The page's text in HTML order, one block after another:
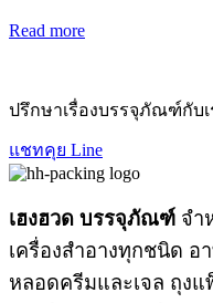
Read more
ปรึกษาเรื่องบรรจุภัณฑ์กับเ
แชทคุย Line
เฮงฮวด บรรจุภัณฑ์ จำ
เครื่องสำอางทุกชนิด
หลอดครีมและเจล ถุงแ